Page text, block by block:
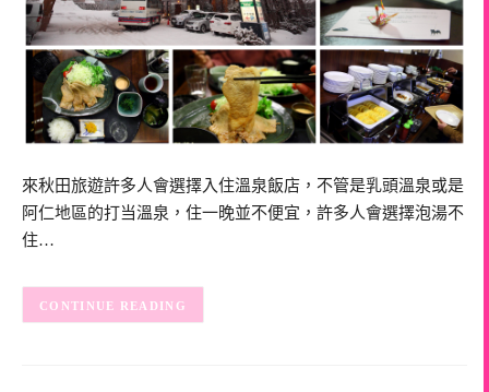
來秋田旅遊許多人會選擇入住溫泉飯店，不管是乳頭溫泉或是
阿仁地區的打当溫泉，住一晚並不便宜，許多人會選擇泡湯不
住…
CONTINUE READING